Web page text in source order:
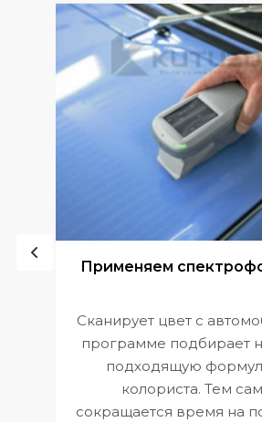
Применяем
Сканирует цвет с
программе подбирает
подходящую
колориста. Тем
сокращается время на